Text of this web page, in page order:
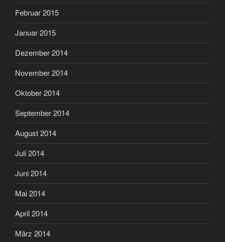
Februar 2015
Januar 2015
Dezember 2014
November 2014
Oktober 2014
September 2014
August 2014
Juli 2014
Juni 2014
Mai 2014
April 2014
März 2014